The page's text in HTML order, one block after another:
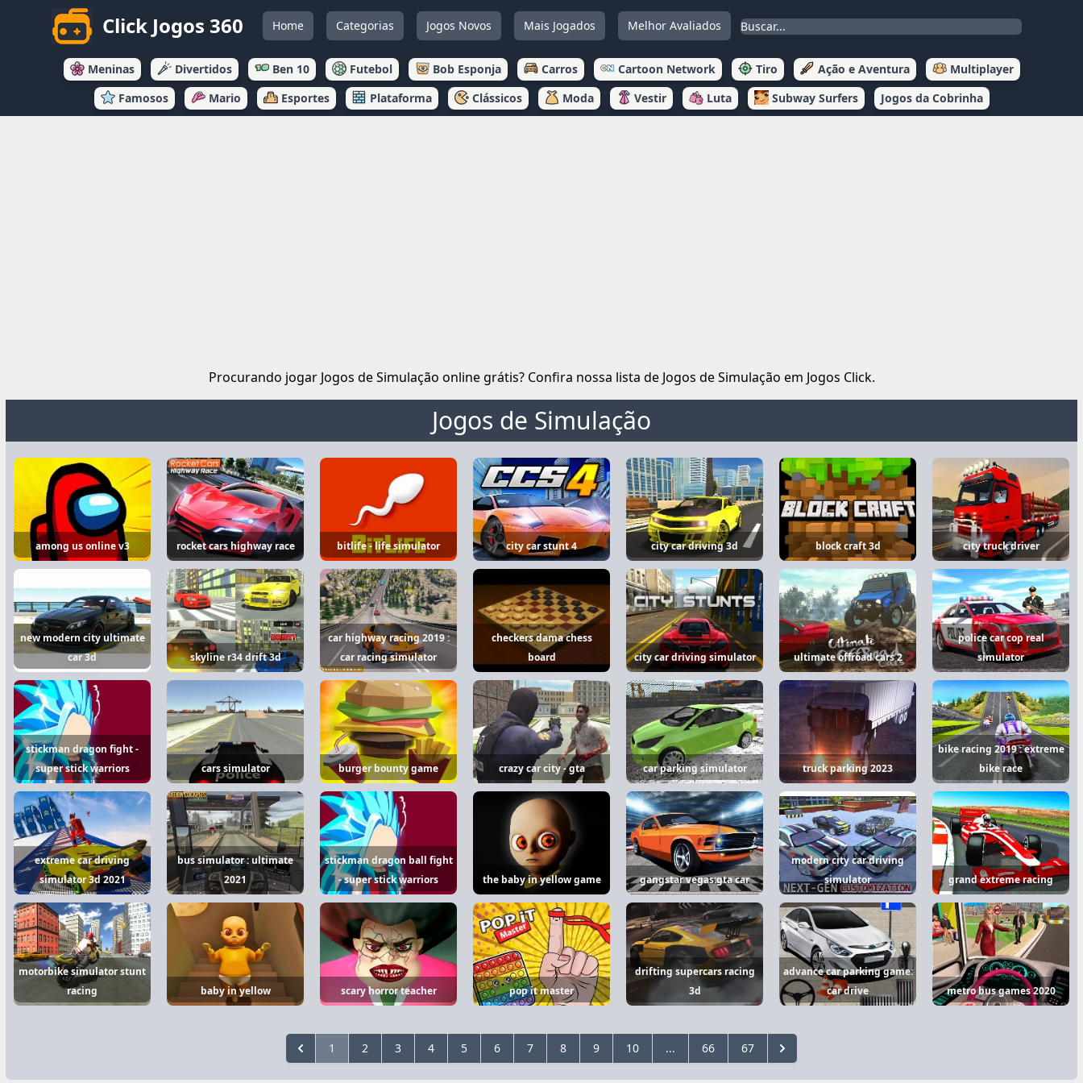
Click Jogos 360 Home Categorias Jogos Novos Mais Jogados Melhor Avaliados
Meninas Divertidos Ben 10 Futebol Bob Esponja Carros Cartoon Network Tiro Ação e Aventura
Multiplayer
Famosos
Mario Esportes Plataforma Clássicos Moda Vestir Luta Subway Surfers Jogos da Cobrinha
Procurando jogar Jogos de Simulação online grátis? Confira nossa lista de Jogos de Simulação em Jogos Click.
Jogos de Simulação
among us online v3 rocket cars highway race bitlife - life simulator city car stunt 4 city car driving 3d block craft 3d city truck driver
new modern city ultimate
car 3d
skyline r34 drift 3d
car highway racing 2019 :
car racing simulator
checkers dama chess
board
city car driving simulator ultimate offroad cars 2
police car cop real
simulator
stickman dragon fight -
super stick warriors
cars simulator burger bounty game crazy car city - gta car parking simulator truck parking 2023
bike racing 2019 : extreme
bike race
extreme car driving
simulator 3d 2021
bus simulator : ultimate
2021
stickman dragon ball fight
- super stick warriors
the baby in yellow game gangstar vegas:gta car
modern city car driving
simulator
grand extreme racing
motorbike simulator stunt
racing
baby in yellow scary horror teacher pop it master
drifting supercars racing
3d
advance car parking game:
car drive
metro bus games 2020
1 2 3 4 5 6 7 8 9 10 ... 66 67